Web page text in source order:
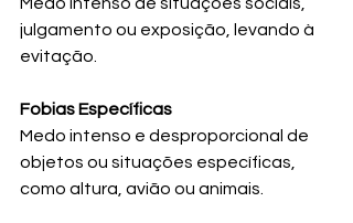
Medo intenso de situações sociais,
julgamento ou exposição, levando à
evitação.
Fobias Específicas
Medo intenso e desproporcional de
objetos ou situações específicas,
como altura, avião ou animais.